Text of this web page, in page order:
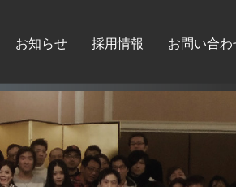
お知らせ 採用情報 お問い合わ